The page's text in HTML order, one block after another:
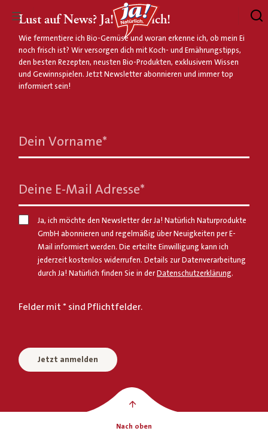
Lust auf News? Ja! Natürlich!
Wie fermentiere ich Bio-Gemüse und woran erkenne ich, ob mein Ei
noch frisch ist? Wir versorgen dich mit Koch- und Ernährungstipps,
den besten Rezepten, neusten Bio-Produkten, exklusivem Wissen
und Gewinnspielen. Jetzt Newsletter abonnieren und immer top
informiert sein!
Dein Vorname*
Deine E-Mail Adresse*
Ja, ich möchte den Newsletter der Ja! Natürlich Naturprodukte
GmbH abonnieren und regelmäßig über Neuigkeiten per E-
Mail informiert werden. Die erteilte Einwilligung kann ich
jederzeit kostenlos widerrufen. Details zur Datenverarbeitung
durch Ja! Natürlich finden Sie in der Datenschutzerklärung.
Felder mit * sind Pflichtfelder.
Jetzt anmelden
Nach oben